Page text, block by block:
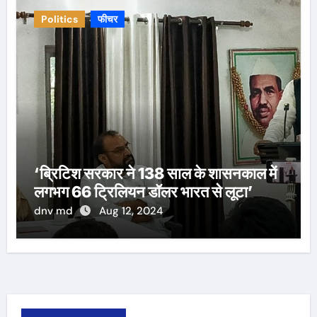
Politics फीचर
‘ब्रिटिश सरकार ने 138 साल के शासनकाल में
लगभग 66 ट्रिलियन डॉलर भारत से लूटा’
dnv md Aug 12, 2024